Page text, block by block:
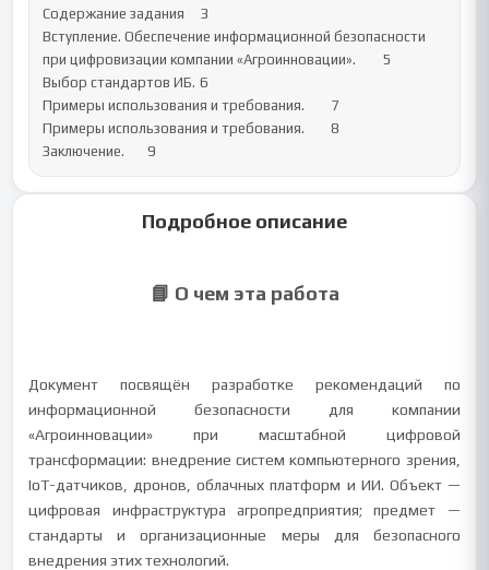
Содержание задания	3
Вступление. Обеспечение информационной безопасности
при цифровизации компании «Агроинновации».	5
Выбор стандартов ИБ.	6
Примеры использования и требования.	7
Примеры использования и требования.	8
Заключение.	9
Подробное описание
📘 О чем эта работа
Документ посвящён разработке рекомендаций по
информационной безопасности для компании
«Агроинновации» при масштабной цифровой
трансформации: внедрение систем компьютерного зрения,
IoT-датчиков, дронов, облачных платформ и ИИ. Объект —
цифровая инфраструктура агропредприятия; предмет —
стандарты и организационные меры для безопасного
внедрения этих технологий.